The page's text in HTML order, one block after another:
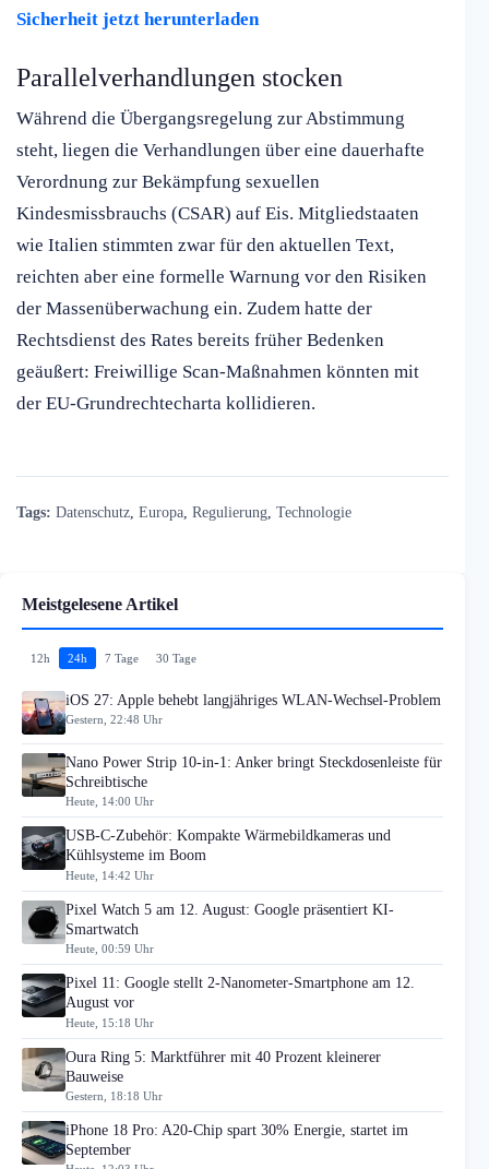
Sicherheit jetzt herunterladen
Parallelverhandlungen stocken
Während die Übergangsregelung zur Abstimmung
steht, liegen die Verhandlungen über eine dauerhafte
Verordnung zur Bekämpfung sexuellen
Kindesmissbrauchs (CSAR) auf Eis. Mitgliedstaaten
wie Italien stimmten zwar für den aktuellen Text,
reichten aber eine formelle Warnung vor den Risiken
der Massenüberwachung ein. Zudem hatte der
Rechtsdienst des Rates bereits früher Bedenken
geäußert: Freiwillige Scan-Maßnahmen könnten mit
der EU-Grundrechtecharta kollidieren.
Tags: Datenschutz Europa Regulierung Technologie
Meistgelesene Artikel
12h 24h 7 Tage 30 Tage
iOS 27: Apple behebt langjähriges WLAN-Wechsel-Problem
Gestern, 22:48 Uhr
Nano Power Strip 10-in-1: Anker bringt Steckdosenleiste für
Schreibtische
Heute, 14:00 Uhr
USB-C-Zubehör: Kompakte Wärmebildkameras und
Kühlsysteme im Boom
Heute, 14:42 Uhr
Pixel Watch 5 am 12. August: Google präsentiert KI-
Smartwatch
Heute, 00:59 Uhr
Pixel 11: Google stellt 2-Nanometer-Smartphone am 12.
August vor
Heute, 15:18 Uhr
Oura Ring 5: Marktführer mit 40 Prozent kleinerer
Bauweise
Gestern, 18:18 Uhr
iPhone 18 Pro: A20-Chip spart 30% Energie, startet im
September